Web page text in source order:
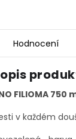
Hodnocení
FILIOMA 750
v každém